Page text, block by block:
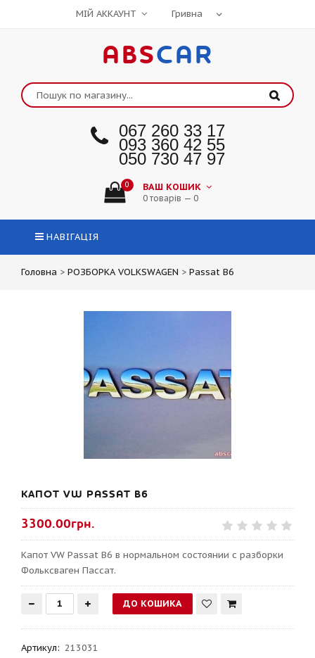
МІЙ АККАУНТ
ABSCAR
067 260 33 17
093 360 42 55
050 730 47 97
0 ВАШ КОШИК
0 товарів — 0
НАВІГАЦІЯ
Головна > РОЗБОРКА VOLKSWAGEN > Passat B6
КАПОТ VW PASSAT B6
3300.00грн.
Капот VW Passat B6 в нормальном состоянии с разборки
Фольксваген Пассат.
Артикул: 213031